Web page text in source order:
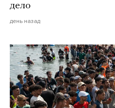
дело
день назад